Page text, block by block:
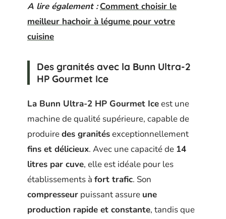
A lire également : Comment choisir le
meilleur hachoir à légume pour votre
cuisine
Des granités avec la Bunn Ultra-2
HP Gourmet Ice
La Bunn Ultra-2 HP Gourmet Iceest une
machine de qualité supérieure, capable de
produiredes granitésexceptionnellement
fins et délicieux. Avec une capacité de 14
litres par cuve, elle est idéale pour les
établissements à fort trafic. Son
compresseur puissant assure une
production rapide et constante, tandis que